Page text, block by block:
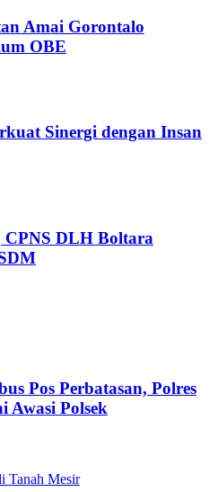
Amai Gorontalo
OBE
Sinergi dengan Insan
DLH Boltara
Pos Perbatasan, Polres
Awasi Polsek